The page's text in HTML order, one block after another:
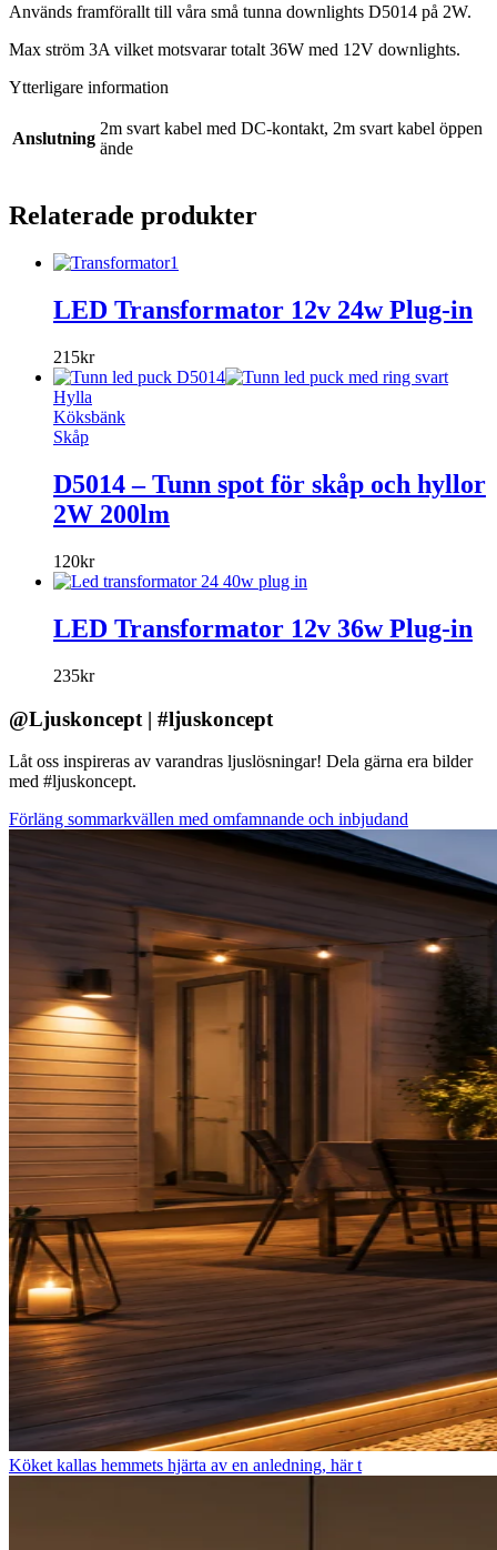
Används framförallt till våra små tunna downlights D5014 på 2W.
Max ström 3A vilket motsvarar totalt 36W med 12V downlights.
Ytterligare information
Anslutning
2m svart kabel med DC-kontakt, 2m svart kabel öppen
ände
Relaterade produkter
LED Transformator 12v 24w Plug-in
215kr
Hylla
Köksbänk
Skåp
D5014 – Tunn spot för skåp och hyllor
2W 200lm
120kr
LED Transformator 12v 36w Plug-in
235kr
@Ljuskoncept | #ljuskoncept
Låt oss inspireras av varandras ljuslösningar! Dela gärna era bilder
med #ljuskoncept.
Förläng sommarkvällen med omfamnande och inbjudand
Köket kallas hemmets hjärta av en anledning, här t